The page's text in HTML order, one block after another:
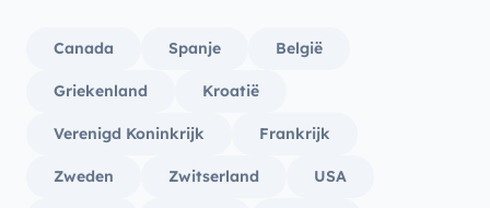
Canada Spanje België
Griekenland Kroatië
Verenigd Koninkrijk Frankrijk
Zweden Zwitserland USA